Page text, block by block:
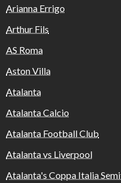
Arianna Errigo
Arthur Fils
AS Roma
Aston Villa
Atalanta
Atalanta Calcio
Atalanta Football Club
Atalanta vs Liverpool
Atalanta's Coppa Italia